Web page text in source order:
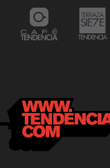
24 mayo, 2021